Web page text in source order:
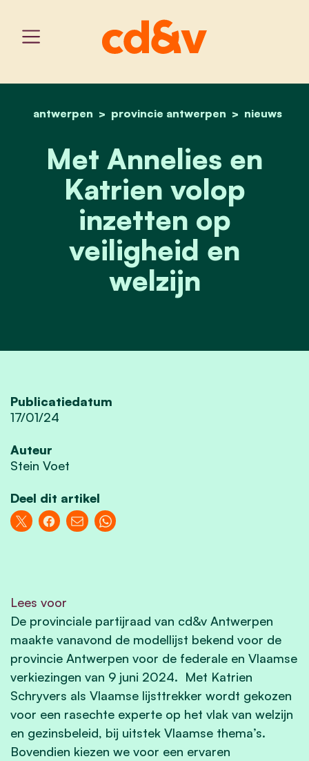
home
antwerpen provincie antwerpen nieuws
met gezonde mix naar
Met Annelies en
Katrien volop
inzetten op
veiligheid en
welzijn
Publicatiedatum
17/01/24
Auteur
Stein Voet
Deel dit artikel
Lees voor
De provinciale partijraad van cd&v Antwerpen
maakte vanavond de modellijst bekend voor de
provincie Antwerpen voor de federale en Vlaamse
verkiezingen van 9 juni 2024. Met Katrien
Schryvers als Vlaamse lijsttrekker wordt gekozen
voor een rasechte experte op het vlak van welzijn
en gezinsbeleid, bij uitstek Vlaamse thema’s.
Bovendien kiezen we voor een ervaren